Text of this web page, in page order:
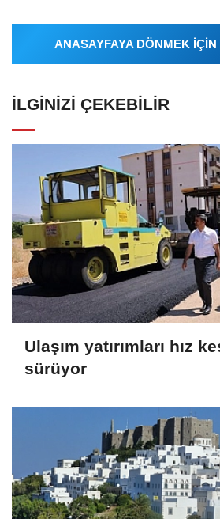
ANASAYFAYA DÖNMEK
İLGINIZI ÇEKEBILIR
Ulaşım yatırımları hız
sürüyor